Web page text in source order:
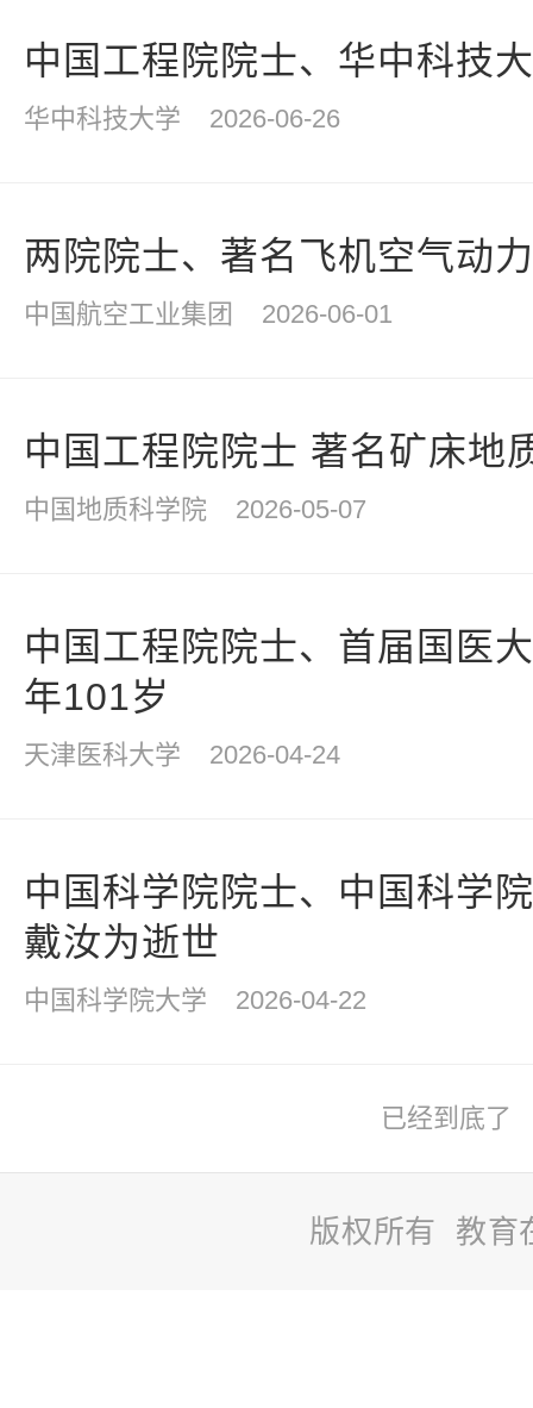
中国工程院院士、华中科技
华中科技大学 2026-06-26
两院院士、著名飞机空气动
中国航空工业集团 2026-06-01
中国工程院院士 著名矿床地
中国地质科学院 2026-05-07
中国工程院院士、首届国医
年101岁
天津医科大学 2026-04-24
中国科学院院士、中国科学
戴汝为逝世
中国科学院大学 2026-04-22
已经到底了
版权所有 教育